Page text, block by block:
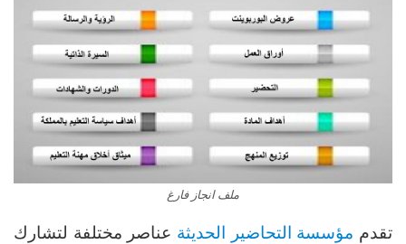
ملف انجاز فارغ
تقدم مؤسسة التحاضير الحديثة عناصر مختلفة لتشارك